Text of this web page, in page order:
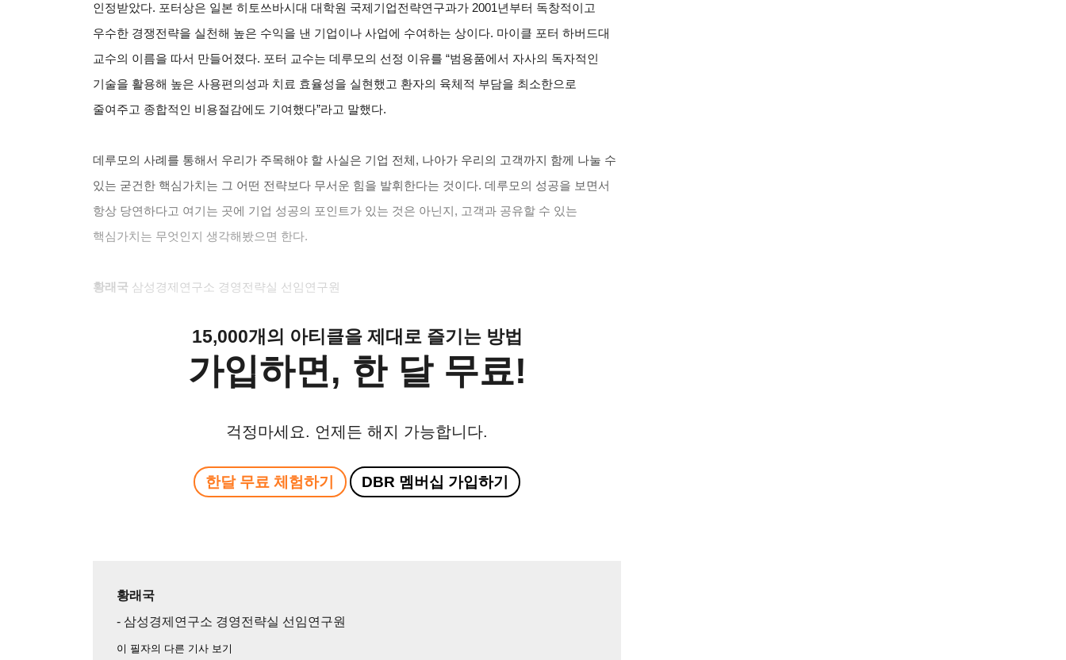
인정받았다. 포터상은 일본 히토쓰바시대 대학원 국제기업전략연구과가 2001년부터 독창적이고
우수한 경쟁전략을 실천해 높은 수익을 낸 기업이나 사업에 수여하는 상이다. 마이클 포터 하버드대
교수의 이름을 따서 만들어졌다. 포터 교수는 데루모의 선정 이유를 “범용품에서 자사의 독자적인
기술을 활용해 높은 사용편의성과 치료 효율성을 실현했고 환자의 육체적 부담을 최소한으로
줄여주고 종합적인 비용절감에도 기여했다”라고 말했다.
데루모의 사례를 통해서 우리가 주목해야 할 사실은 기업 전체, 나아가 우리의 고객까지 함께 나눌 수
있는 굳건한 핵심가치는 그 어떤 전략보다 무서운 힘을 발휘한다는 것이다. 데루모의 성공을 보면서
항상 당연하다고 여기는 곳에 기업 성공의 포인트가 있는 것은 아닌지, 고객과 공유할 수 있는
핵심가치는 무엇인지 생각해봤으면 한다.
황래국 삼성경제연구소 경영전략실 선임연구원
15,000개의 아티클을 제대로 즐기는 방법
가입하면, 한 달 무료!
걱정마세요. 언제든 해지 가능합니다.
한달 무료 체험하기 DBR 멤버십 가입하기
황래국
- 삼성경제연구소 경영전략실 선임연구원
이 필자의 다른 기사 보기